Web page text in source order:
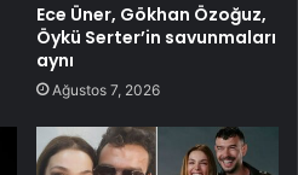
Ece Üner, Gökhan Özoğuz,
Öykü Serter’in savunmaları
aynı
Ağustos 7, 2026